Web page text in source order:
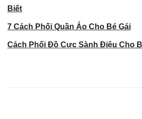
Biết
7 Cách Phối Quần Áo Cho Bé Gái
Cách Phối Đồ Cực Sành Điệu Cho